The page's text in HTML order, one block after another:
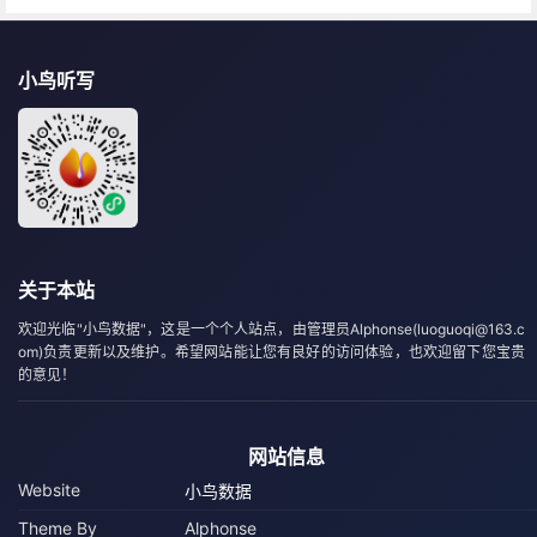
小鸟听写
关于本站
欢迎光临"小鸟数据"，这是一个个人站点，由管理员Alphonse(luoguoqi@163.c
om)负责更新以及维护。希望网站能让您有良好的访问体验，也欢迎留下您宝贵
的意见！
网站信息
Website
小鸟数据
Theme By
Alphonse